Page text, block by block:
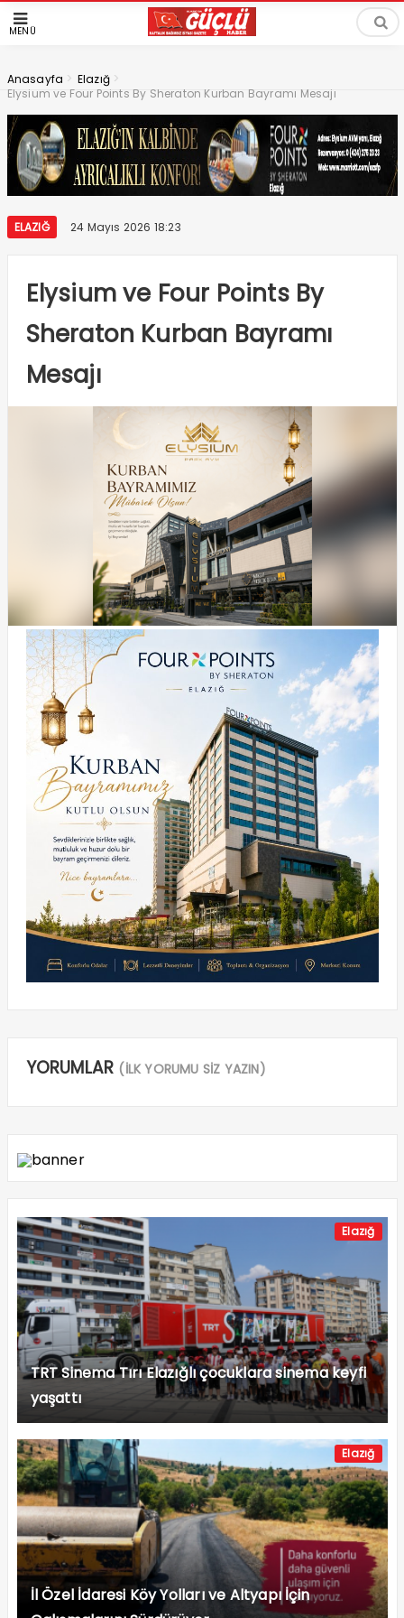
MENÜ
Anasayfa > Elazığ >
Elysium ve Four Points By Sheraton Kurban Bayramı Mesajı
ELAZIĞ 24 Mayıs 2026 18:23
Elysium ve Four Points By
Sheraton Kurban Bayramı
Mesajı
YORUMLAR (İLK YORUMU SİZ YAZIN)
Elazığ
TRT Sinema Tırı Elazığlı çocuklara sinema keyfi
yaşattı
Elazığ
İl Özel İdaresi Köy Yolları ve Altyapı İçin